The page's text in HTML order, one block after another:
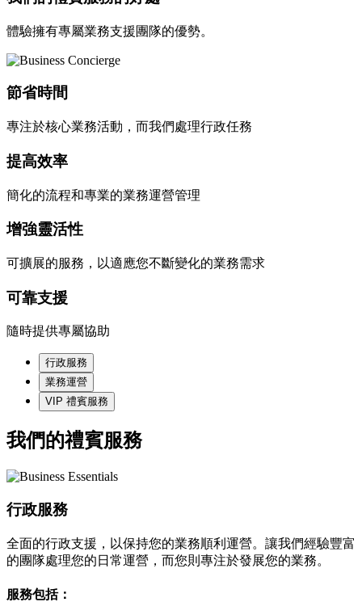
體驗擁有專屬業務支援團隊的優勢。
節省時間
專注於核心業務活動，而我們處理行政任務
提高效率
簡化的流程和專業的業務運營管理
增強靈活性
可擴展的服務，以適應您不斷變化的業務需求
可靠支援
隨時提供專屬協助
行政服務
業務運營
VIP 禮賓服務
我們的禮賓服務
行政服務
全面的行政支援，以保持您的業務順利運營。讓我們經驗豐富
的團隊處理您的日常運營，而您則專注於發展您的業務。
服務包括：